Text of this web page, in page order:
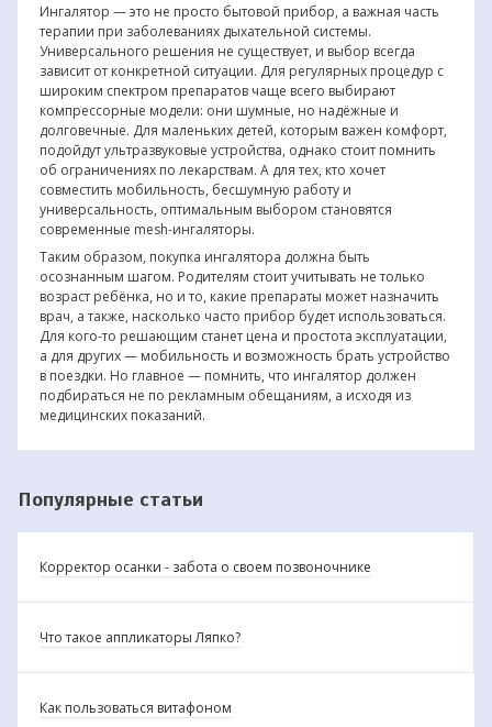
Ингалятор — это не просто бытовой прибор, а важная часть
терапии при заболеваниях дыхательной системы.
Универсального решения не существует, и выбор всегда
зависит от конкретной ситуации. Для регулярных процедур с
широким спектром препаратов чаще всего выбирают
компрессорные модели: они шумные, но надёжные и
долговечные. Для маленьких детей, которым важен комфорт,
подойдут ультразвуковые устройства, однако стоит помнить
об ограничениях по лекарствам. А для тех, кто хочет
совместить мобильность, бесшумную работу и
универсальность, оптимальным выбором становятся
современные mesh-ингаляторы.
Таким образом, покупка ингалятора должна быть
осознанным шагом. Родителям стоит учитывать не только
возраст ребёнка, но и то, какие препараты может назначить
врач, а также, насколько часто прибор будет использоваться.
Для кого-то решающим станет цена и простота эксплуатации,
а для других — мобильность и возможность брать устройство
в поездки. Но главное — помнить, что ингалятор должен
подбираться не по рекламным обещаниям, а исходя из
медицинских показаний.
Популярные статьи
Корректор осанки - забота о своем позвоночнике
Что такое аппликаторы Ляпко?
Как пользоваться витафоном